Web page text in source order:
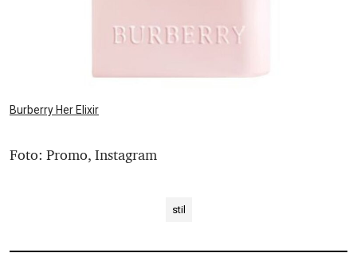
Burberry Her Elixir
Foto: Promo, Instagram
stil